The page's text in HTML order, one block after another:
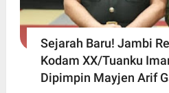
Sejarah Baru! Jambi
Kodam XX/Tuanku
Dipimpin Mayjen Arif